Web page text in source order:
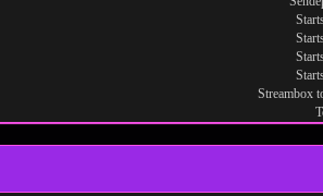
Streambox